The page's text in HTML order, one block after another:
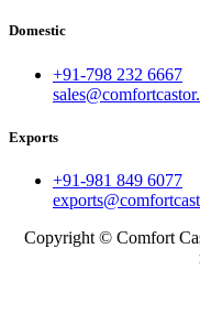
Domestic
+91-798 232 6667
Exports
+91-981 849 6077
Copyright © Comfort